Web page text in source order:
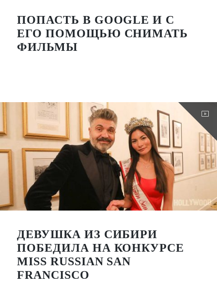
ПОПАСТЬ В GOOGLE И С
ЕГО ПОМОЩЬЮ СНИМАТЬ
ФИЛЬМЫ
ДЕВУШКА ИЗ СИБИРИ
ПОБЕДИЛА НА КОНКУРСЕ
MISS RUSSIAN SAN
FRANCISCO